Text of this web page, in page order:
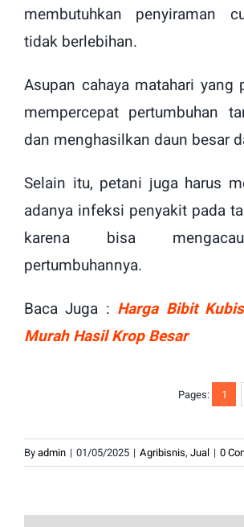
membutuhkan penyiraman
tidak berlebihan.
Asupan cahaya matahari yang
mempercepat pertumbuhan
dan menghasilkan daun besar
Selain itu, petani juga harus
adanya infeksi penyakit pada
karena bisa
pertumbuhannya.
Baca Juga : Harga Bibit
Murah Hasil Krop Besar
Pages: 1
Byadmin | 01/05/2025 | Agribisnis, Jual | 0